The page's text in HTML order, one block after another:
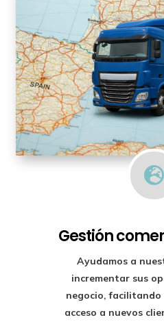

Gestión
Ayudamos a
incrementar sus
negocio,
acceso a nuevos